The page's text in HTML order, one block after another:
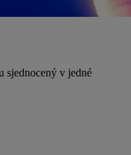
sjednocený v jedné